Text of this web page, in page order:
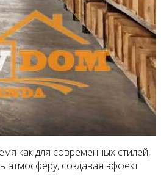
как для современных стилей,
атмосферу, создавая эффект